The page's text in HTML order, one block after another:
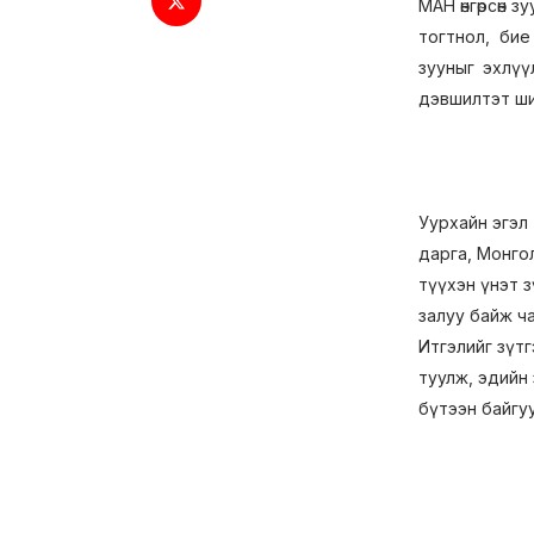
МАН өнгөрсөн
тогтнол,
зууныг
дэвшилтэт
Уурхайн эгэл
дарга,
түүхэн үнэт
залуу байж
Итгэлийг
туулж, эдийн
бүтээн